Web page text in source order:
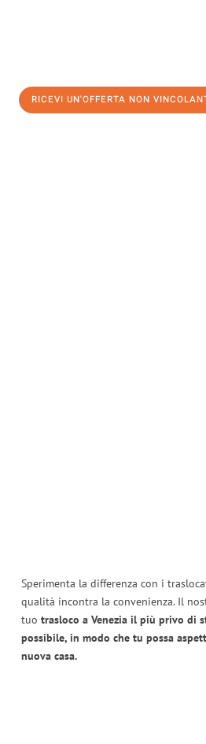
RICEVI UN'OFFERTA NON
Sperimenta la differenza con i
qualità incontra la convenienza. Il
tuo trasloco a Venezia il più privo di
possibile, in modo che tu possa
nuova casa.